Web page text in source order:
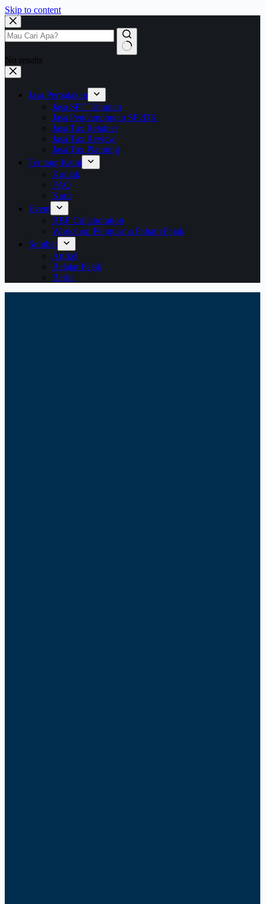
Skip to content
No results
Jasa Perpajakan
Jasa SPT Tahunan
Jasa Pendampingan SP2DK
Jasa Tax Retainer
Jasa Tax Review
Jasa Tax Planning
Tentang Kami
Kontak
FAQ
Karir
Event
BBF Collaboration
Workshop Pengusaha Paham Pajak
Sumber
Artikel
Belajar Pajak
Berita